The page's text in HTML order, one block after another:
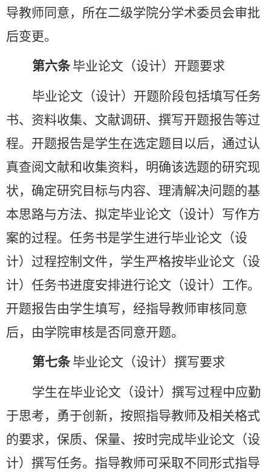
导教师同意，所在二级学院分学术委员会审批
后变更。
第六条 毕业论文（设计） 开题要求
毕业论文（设计）开题阶段包括填写任务
书、 资料收集、文献调研、撰写开题报告等过
程。开题报告是学生在选定题目以后，通过认
真查阅文献和收集资料，明确该选题的研究现
状，确定研究目标与内容、理清解决问题的基
本思路与方法、拟定毕业论文（设计）写作方
案的过程。 任务书是学生进行毕业论文（设
计）过程控制文件，学生严格按毕业论文（设
计） 任务书进度安排进行论文（设计）工作。
开题报告由学生填写，经指导教师审核同意
后， 由学院审核是否同意开题。
第七条 毕业论文（设计） 撰写要求
学生在毕业论文（设计）撰写过程中应勤
于思考，勇于创新，按照指导教师及相关格式
的要求，保质、保量、按时完成毕业论文（设
计）撰写任务。指导教师可采取不同形式指导